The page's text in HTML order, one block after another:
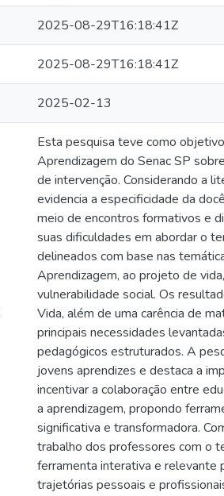
2025-08-29T16:18:41Z
2025-08-29T16:18:41Z
2025-02-13
Esta pesquisa teve como
Aprendizagem do Senac SP
de intervenção. Considerando a
evidencia a especificidade da
meio de encontros formativos e
suas dificuldades em abordar o
delineados com base nas
Aprendizagem, ao projeto de
vulnerabilidade social. Os
Vida, além de uma carência de
principais necessidades
pedagógicos estruturados. A
jovens aprendizes e destaca a
incentivar a colaboração entre
a aprendizagem, propondo
significativa e transformadora.
trabalho dos professores com o
ferramenta interativa e relevante
trajetórias pessoais e